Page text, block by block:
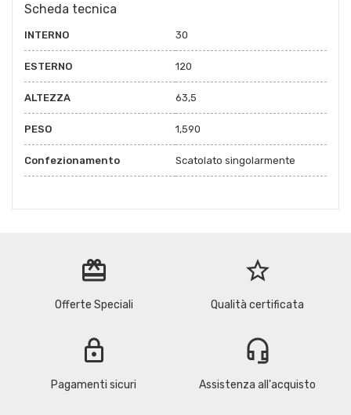
Scheda tecnica
INTERNO 30
ESTERNO 120
ALTEZZA 63,5
PESO 1,590
Confezionamento Scatolato singolarmente
redeem
Offerte Speciali
star_border
Qualità certificata
lock
Pagamenti sicuri
headset_mic
Assistenza all'acquisto